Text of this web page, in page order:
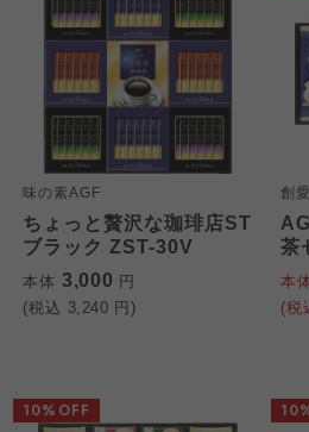
味の素AGF
ちょっと贅沢な珈琲店ST
ブラック ZST-30V
本体 3,000 円
(税込 3,240 円)
創愛
茶
本
(税
10%OFF